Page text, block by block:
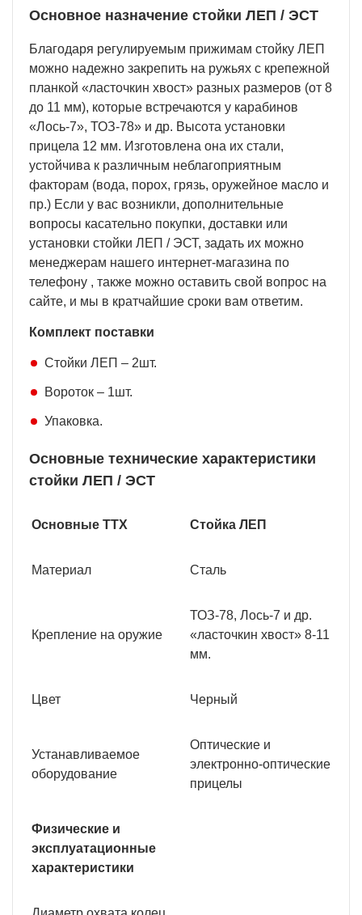
Основное назначение стойки ЛЕП / ЭСТ
Благодаря регулируемым прижимам стойку ЛЕП
можно надежно закрепить на ружьях с крепежной
планкой «ласточкин хвост» разных размеров (от 8
до 11 мм), которые встречаются у карабинов
«Лось-7», ТОЗ-78» и др. Высота установки
прицела 12 мм. Изготовлена она их стали,
устойчива к различным неблагоприятным
факторам (вода, порох, грязь, оружейное масло и
пр.) Если у вас возникли, дополнительные
вопросы касательно покупки, доставки или
установки стойки ЛЕП / ЭСТ, задать их можно
менеджерам нашего интернет-магазина по
телефону , также можно оставить свой вопрос на
сайте, и мы в кратчайшие сроки вам ответим.
Комплект поставки
Стойки ЛЕП – 2шт.
Вороток – 1шт.
Упаковка.
Основные технические характеристики
стойки ЛЕП / ЭСТ
Основные ТТХ Стойка ЛЕП
Материал Сталь
Крепление на оружие
ТОЗ-78, Лось-7 и др.
«ласточкин хвост» 8-11
мм.
Цвет Черный
Устанавливаемое
оборудование
Оптические и
электронно-оптические
прицелы
Физические и
эксплуатационные
характеристики